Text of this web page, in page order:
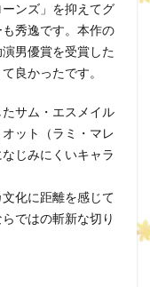
ンズ」を抑えてグ
秀逸です。本作の
男優賞を受賞した
良かったです。
サム・エスメイル
ット（ラミ・マレ
じみにくいキャラ
化に距離を感じて
ではの斬新な切り